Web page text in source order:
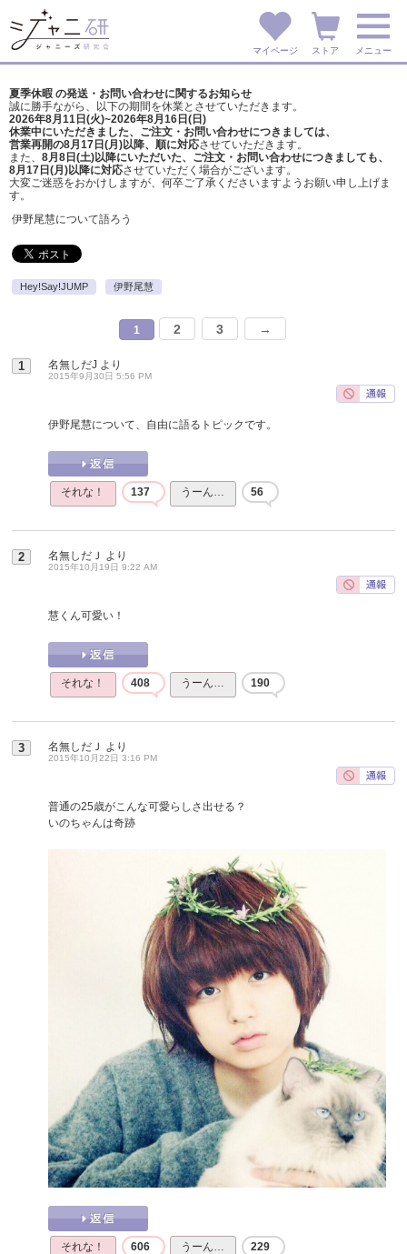
マイページ ストア メニュー
夏季休暇 の発送・お問い合わせに関するお知らせ
誠に勝手ながら、以下の期間を休業とさせていただきます。
2026年8月11日(火)~2026年8月16日(日)
休業中にいただきました、ご注文・お問い合わせにつきましては、
営業再開の8月17日(月)以降、順に対応させていただきます。
また、 8月8日(土)以降にいただいた、ご注文・ お問い合わせにつきましても、
8月17日(月)以降に対応させていただく場合がございます。
大変ご迷惑をおかけしますが、 何卒ご了承くださいますようお願い申し上げま
す。
伊野尾慧について語ろう
Hey!Say!JUMP 伊野尾慧
1 2 3 →
1 名無しだJ より
2015年9月30日 5:56 PM
伊野尾慧について、自由に語るトピックです。
それな！ 137 うーん… 56
2 名無しだＪ より
2015年10月19日 9:22 AM
慧くん可愛い！
それな！ 408 うーん… 190
3 名無しだＪ より
2015年10月22日 3:16 PM
普通の25歳がこんな可愛らしさ出せる？
いのちゃんは奇跡
それな！ 606 うーん… 229